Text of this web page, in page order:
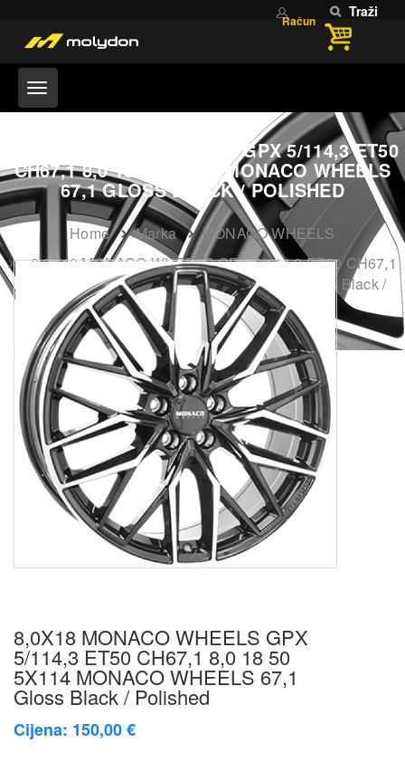
Račun
Traži
8,0X18 MONACO WHEELS GPX 5/114,3 ET50
CH67,1 8,0 18 50 5X114 MONACO WHEELS
67,1 GLOSS BLACK / POLISHED
Home Marka
MONACO WHEELS
8,0X18 MONACO WHEELS GPX 5/114,3 ET50 CH67,1
8,0 18 50 5X114 MONACO WHEELS 67,1 Gloss Black /
Polished
8,0X18 MONACO WHEELS GPX
5/114,3 ET50 CH67,1 8,0 18 50
5X114 MONACO WHEELS 67,1
Gloss Black / Polished
Cijena: 150,00 €